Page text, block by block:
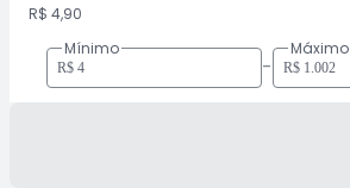
R$ 4,90
Mínimo
-
Máximo